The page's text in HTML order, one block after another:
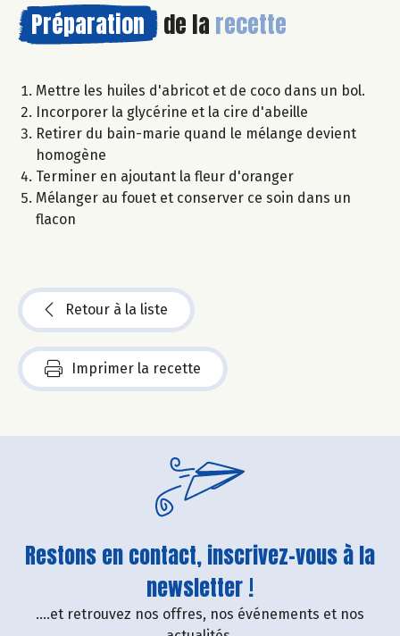
Préparation de la recette
Mettre les huiles d'abricot et de coco dans un bol.
Incorporer la glycérine et la cire d'abeille
Retirer du bain-marie quand le mélange devient
homogène
Terminer en ajoutant la fleur d'oranger
Mélanger au fouet et conserver ce soin dans un
flacon
Retour à la liste
Imprimer la recette
Restons en contact, inscrivez-vous à la
newsletter !
....et retrouvez nos offres, nos événements et nos